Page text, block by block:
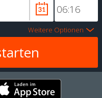
Weitere Optionen